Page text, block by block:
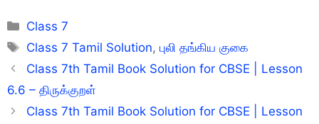
Categories
Class 7
Tags
Class 7 Tamil Solution,புலி தங்கிய குகை
Class 7th Tamil Book Solution for CBSE | Lesson
6.6 – திருக்குறள்
Class 7th Tamil Book Solution for CBSE | Lesson